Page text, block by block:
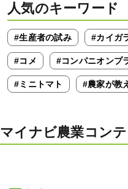
人気のキーワード
#生産者の試み #カイガ
#コメ #コンパニオンプ
#ミニトマト #農家が教
マイナビ農業コン